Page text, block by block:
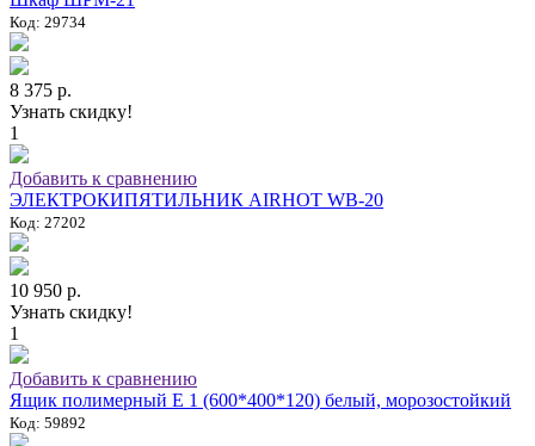
Код: 29734
8 375 р.
Узнать скидку!
1
Добавить к сравнению
ЭЛЕКТРОКИПЯТИЛЬНИК AIRHOT WB-20
Код: 27202
10 950 р.
Узнать скидку!
1
Добавить к сравнению
Ящик полимерный E 1 (600*400*120) белый, морозостойкий
Код: 59892